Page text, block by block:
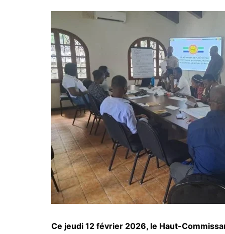
Ce jeudi 12 février 2026, le Haut-